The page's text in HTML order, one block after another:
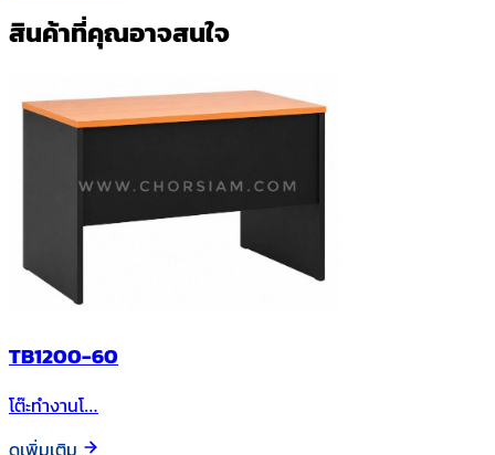
สินค้าที่คุณอาจสนใจ
TB1200-60
โต๊ะทำงานโ…
ดูเพิ่มเติม